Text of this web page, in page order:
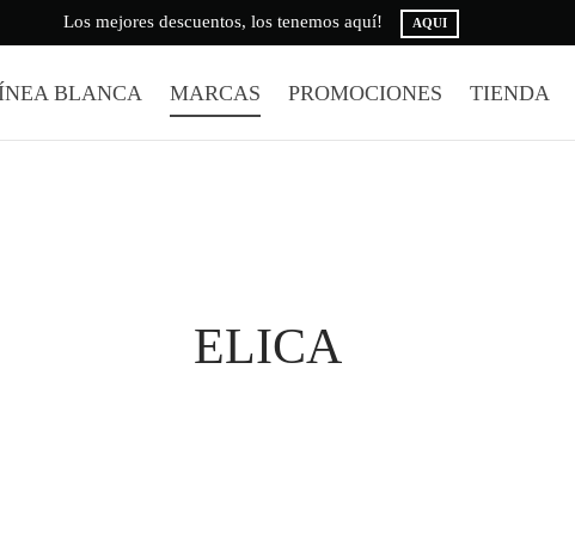
Los mejores descuentos, los tenemos aquí! AQUI
BLANCA MARCAS PROMOCIONES TIENDA
ELICA